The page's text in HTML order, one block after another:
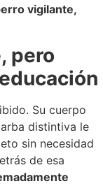
vigilante,
pero
Su cuerpo
distintiva le
sin necesidad
de esa